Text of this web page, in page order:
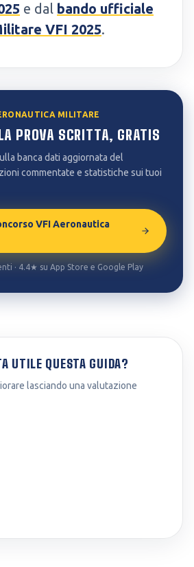
e dal bando ufficiale
VFI 2025.
MILITARE
PROVA SCRITTA, GRATIS
banca dati aggiornata del
commentate e statistiche sui tuoi
VFI Aeronautica
· 4.4★ su App Store e Google Play
UTILE QUESTA GUIDA?
lasciando una valutazione